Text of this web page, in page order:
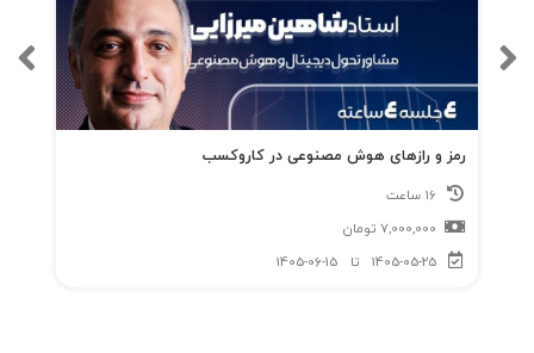
رمز و رازهای هوش مصنوعی در کاروکسب
7,000,000 تومان
1405-05-25
تا 1405-06-15